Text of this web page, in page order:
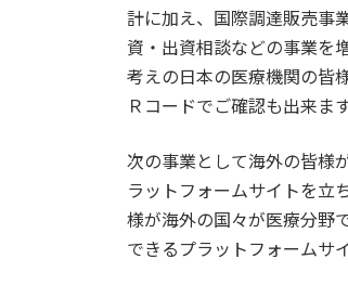
計に加え、国際調達販売事
資・出資相談などの事業を
考えの日本の医療機関の皆
Ｒコードでご確認も出来ます
次の事業として海外の皆様
ラットフォームサイトを立
様が海外の国々が医療分野
できるプラットフォームサ